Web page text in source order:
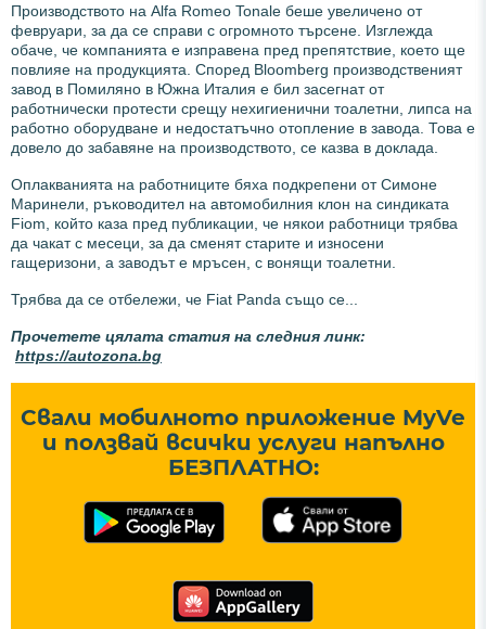
Производството на Alfa Romeo Tonale беше увеличено от
февруари, за да се справи с огромното търсене. Изглежда
обаче, че компанията е изправена пред препятствие, което ще
повлияе на продукцията. Според Bloomberg производственият
завод в Помиляно в Южна Италия е бил засегнат от
работнически протести срещу нехигиенични тоалетни, липса на
работно оборудване и недостатъчно отопление в завода. Това е
довело до забавяне на производството, се казва в доклада.
Оплакванията на работниците бяха подкрепени от Симоне
Маринели, ръководител на автомобилния клон на синдиката
Fiom, който каза пред публикации, че някои работници трябва
да чакат с месеци, за да сменят старите и износени
гащеризони, а заводът е мръсен, с вонящи тоалетни.
Трябва да се отбележи, че Fiat Panda също се...
Прочетете цялата статия на следния линк:
https://autozona.bg
Свали мобилното приложение MyVe
и ползвай всички услуги напълно
БЕЗПЛАТНО: